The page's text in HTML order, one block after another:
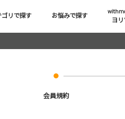
ゴリで探す お悩みで探す
ヨ
会員規約